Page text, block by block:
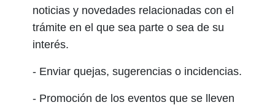
noticias y novedades relacionadas con el
trámite en el que sea parte o sea de su
interés.
- Enviar quejas, sugerencias o incidencias.
- Promoción de los eventos que se lleven